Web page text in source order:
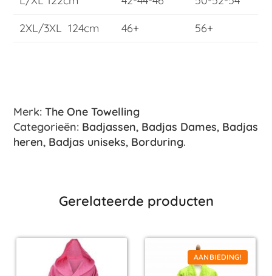
2XL/3XL 124cm
46+ 56+
Merk:The One Towelling
Categorieën: Badjassen, Badjas Dames, Badjas
heren, Badjas uniseks, Borduring.
Gerelateerde producten
AANBIEDING!